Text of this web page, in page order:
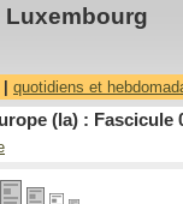
quotidiens et
(la) : Fascicule